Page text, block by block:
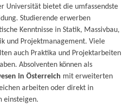
Universität bietet die umfassendste
Studierende erwerben
Kenntnisse in Statik, Massivbau,
und Projektmanagement. Viele
auch Praktika und Projektarbeiten
Absolventen können als
in Österreich mit erweiterten
arbeiten oder direkt in
einsteigen.